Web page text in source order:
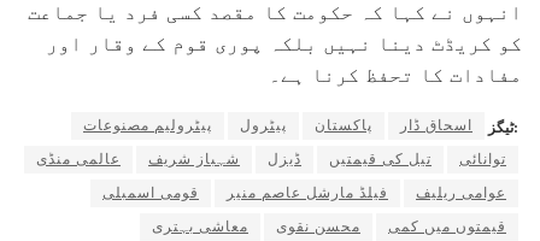
انہوں نے کہا کہ حکومت کا مقصد کسی فرد یا جماعت
کو کریڈٹ دینا نہیں بلکہ پوری قوم کے وقار اور
مفادات کا تحفظ کرنا ہے۔
ٹیگز: اسحاق ڈار پاکستان پیٹرول
پیٹرولیم مصنوعات
توانائی
تیل کی قیمتیں ڈیزل شہباز شریف
عالمی منڈی
عوامی ریلیف
فیلڈ مارشل عاصم منیر
قومی اسمبلی
قیمتوں میں کمی
محسن نقوی معاشی بہتری